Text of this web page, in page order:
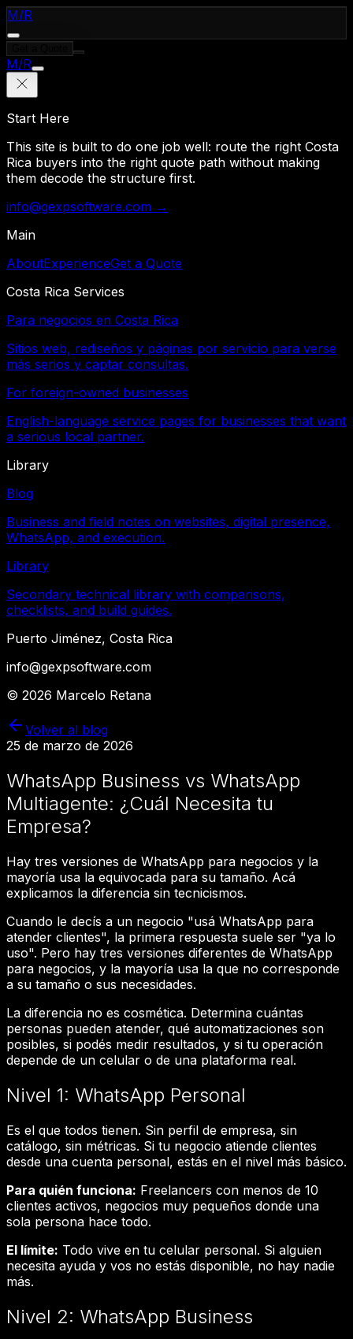
M/R
M/R
Start Here
This site is built to do one job well: route the right Costa
Rica buyers into the right quote path without making
them decode the structure first.
info@gexpsoftware.com →
Main
AboutExperienceGet a Quote
Costa Rica Services
Para negocios en Costa Rica
Sitios web, rediseños y páginas por servicio para verse
más serios y captar consultas.
For foreign-owned businesses
English-language service pages for businesses that want
a serious local partner.
Library
Blog
Business and field notes on websites, digital presence,
WhatsApp, and execution.
Library
Secondary technical library with comparisons,
checklists, and build guides.
Puerto Jiménez, Costa Rica
info@gexpsoftware.com
© 2026 Marcelo Retana
Volver al blog
25 de marzo de 2026
WhatsApp Business vs WhatsApp
Multiagente: ¿Cuál Necesita tu
Empresa?
Hay tres versiones de WhatsApp para negocios y la
mayoría usa la equivocada para su tamaño. Acá
explicamos la diferencia sin tecnicismos.
Cuando le decís a un negocio "usá WhatsApp para
atender clientes", la primera respuesta suele ser "ya lo
uso". Pero hay tres versiones diferentes de WhatsApp
para negocios, y la mayoría usa la que no corresponde
a su tamaño o sus necesidades.
La diferencia no es cosmética. Determina cuántas
personas pueden atender, qué automatizaciones son
posibles, si podés medir resultados, y si tu operación
depende de un celular o de una plataforma real.
Nivel 1: WhatsApp Personal
Es el que todos tienen. Sin perfil de empresa, sin
catálogo, sin métricas. Si tu negocio atiende clientes
desde una cuenta personal, estás en el nivel más básico.
Para quién funciona: Freelancers con menos de 10
clientes activos, negocios muy pequeños donde una
sola persona hace todo.
El límite: Todo vive en tu celular personal. Si alguien
necesita ayuda y vos no estás disponible, no hay nadie
más.
Nivel 2: WhatsApp Business